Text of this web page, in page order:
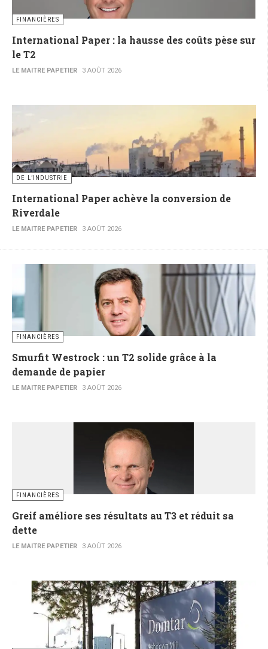
FINANCIÈRES
International Paper : la hausse des coûts pèse sur
le T2
LE MAITRE PAPETIER 3 AOÛT 2026
DE L’INDUSTRIE
International Paper achève la conversion de
Riverdale
LE MAITRE PAPETIER 3 AOÛT 2026
FINANCIÈRES
Smurfit Westrock : un T2 solide grâce à la
demande de papier
LE MAITRE PAPETIER 3 AOÛT 2026
FINANCIÈRES
Greif améliore ses résultats au T3 et réduit sa
dette
LE MAITRE PAPETIER 3 AOÛT 2026